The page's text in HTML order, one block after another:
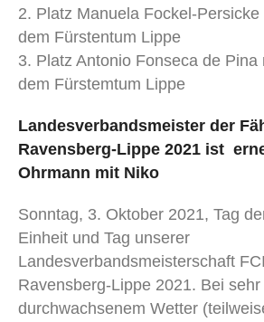
2. Platz Manuela Fockel-
dem Fürstentum Lippe
3. Platz Antonio Fonseca de Pina
dem Fürstemtum Lippe
Landesverbandsmeister der
Ravensberg-Lippe 2021 ist
Ohrmann mit Niko
Sonntag, 3. Oktober 2021, Tag
Einheit und Tag unserer
Landesverbandsmeisterschaft
Ravensberg-Lippe 2021. Bei sehr
durchwachsenem Wetter